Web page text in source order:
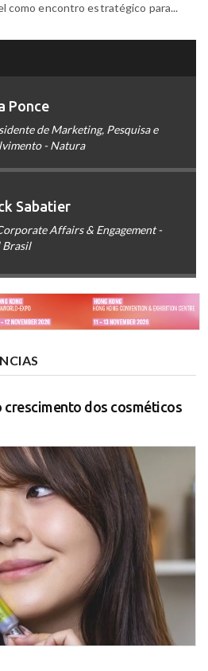
como encontro estratégico para...
Ponce
de Marketing, Pesquisa e
- Natura
Sabatier
Affairs & Engagement -
Brasil
crescimento dos cosméticos